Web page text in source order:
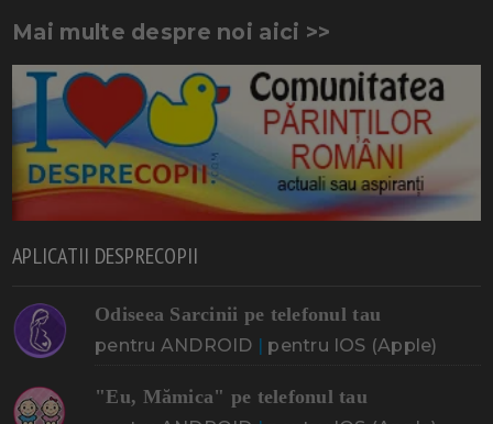
Mai multe despre noi aici >>
APLICATII DESPRECOPII
Odiseea Sarcinii pe telefonul tau
pentru ANDROID | pentru IOS (Apple)
"Eu, Mămica" pe telefonul tau